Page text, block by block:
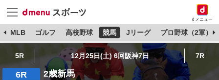
dメニュー
MLB ゴルフ 高校野球 競馬 Jリーグ プロ野球（2軍）
5R 12月25日(土) 6回阪神7日 7R
6R 2歳新馬